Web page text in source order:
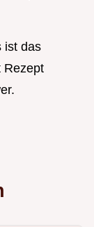
ist das
Rezept